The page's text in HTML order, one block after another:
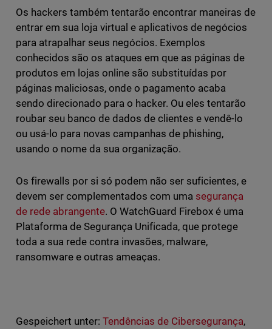
Os hackers também tentarão encontrar maneiras de
entrar em sua loja virtual e aplicativos de negócios
para atrapalhar seus negócios. Exemplos
conhecidos são os ataques em que as páginas de
produtos em lojas online são substituídas por
páginas maliciosas, onde o pagamento acaba
sendo direcionado para o hacker. Ou eles tentarão
roubar seu banco de dados de clientes e vendê-lo
ou usá-lo para novas campanhas de phishing,
usando o nome da sua organização.
Os firewalls por si só podem não ser suficientes, e
devem ser complementados com uma segurança
de rede abrangente. O WatchGuard Firebox é uma
Plataforma de Segurança Unificada, que protege
toda a sua rede contra invasões, malware,
ransomware e outras ameaças.
Gespeichert unter: Tendências de Cibersegurança,